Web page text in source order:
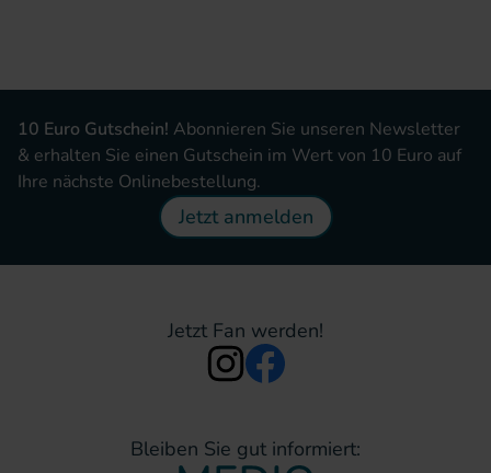
10 Euro Gutschein! Abonnieren Sie unseren Newsletter
& erhalten Sie einen Gutschein im Wert von 10 Euro auf
Ihre nächste Onlinebestellung.
Jetzt anmelden
Jetzt Fan werden!
Bleiben Sie gut informiert: